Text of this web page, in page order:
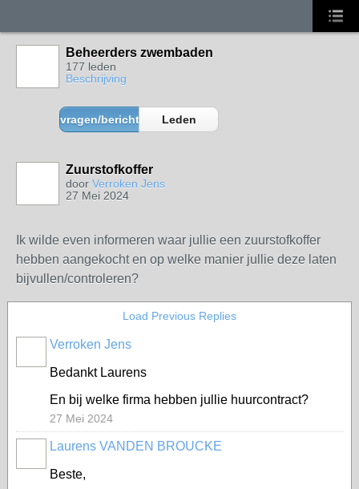
Beheerders zwembaden
177 leden
Beschrijving
vragen/berichten Leden
Zuurstofkoffer
door Verroken Jens
27 Mei 2024
Ik wilde even informeren waar jullie een zuurstofkoffer
hebben aangekocht en op welke manier jullie deze laten
bijvullen/controleren?
Load Previous Replies
Verroken Jens
Bedankt Laurens
En bij welke firma hebben jullie huurcontract?
27 Mei 2024
Laurens VANDEN BROUCKE
Beste,